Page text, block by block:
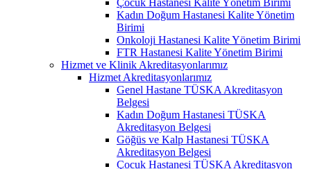
Kadın Doğum Hastanesi Kalite Yönetim
Birimi
Onkoloji Hastanesi Kalite Yönetim Birimi
FTR Hastanesi Kalite Yönetim Birimi
Hizmet ve Klinik Akreditasyonlarımız
Hizmet Akreditasyonlarımız
Genel Hastane TÜSKA Akreditasyon
Belgesi
Kadın Doğum Hastanesi TÜSKA
Akreditasyon Belgesi
Göğüs ve Kalp Hastanesi TÜSKA
Akreditasyon Belgesi
Çocuk Hastanesi TÜSKA Akreditasyon